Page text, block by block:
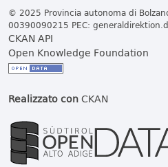
© 2025 Provincia autonoma di
00390090215 PEC:
CKAN API
Open Knowledge Foundation
Realizzato conCKAN